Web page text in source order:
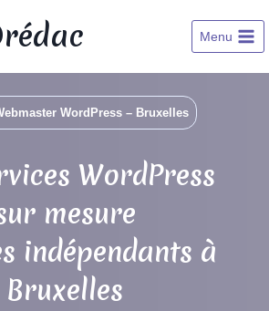
Menu
WordPress – Bruxelles
WordPress
mesure
indépendants à
Bruxelles